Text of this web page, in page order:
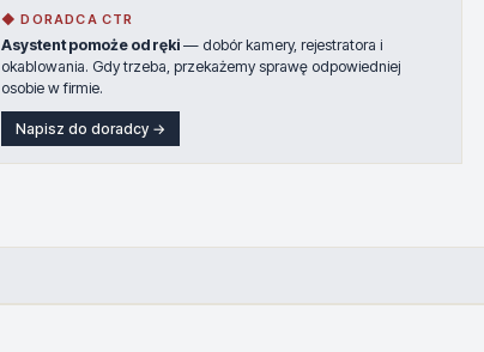
◆ DORADCA CTR
Asystent pomoże od ręki — dobór kamery, rejestratora i
okablowania. Gdy trzeba, przekażemy sprawę odpowiedniej
osobie w firmie.
Napisz do doradcy →